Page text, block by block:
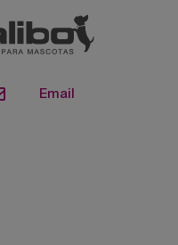
Email